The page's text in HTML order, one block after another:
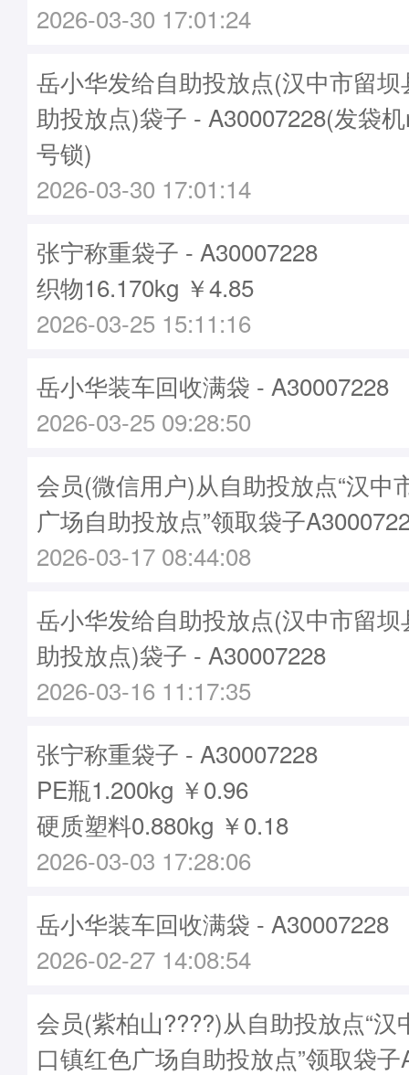
2026-03-30 17:01:24
岳小华发给自助投放点(汉中市留
助投放点)袋子 - A30007228(发袋
号锁)
2026-03-30 17:01:14
张宁称重袋子 - A30007228
织物16.170kg ￥4.85
2026-03-25 15:11:16
岳小华装车回收满袋 - A30007228
2026-03-25 09:28:50
会员(微信用户)从自助投放点“汉中
广场自助投放点”领取袋子
2026-03-17 08:44:08
岳小华发给自助投放点(汉中市留
助投放点)袋子 - A30007228
2026-03-16 11:17:35
张宁称重袋子 - A30007228
PE瓶1.200kg ￥0.96
硬质塑料0.880kg ￥0.18
2026-03-03 17:28:06
岳小华装车回收满袋 - A30007228
2026-02-27 14:08:54
会员(紫柏山????)从自助投放点“汉
口镇红色广场自助投放点”领取袋子